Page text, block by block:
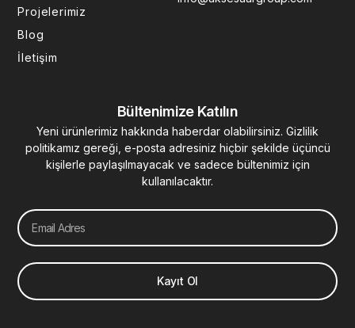
n
Projelerimiz
Blog
İletişim
Bültenimize Katılın
Yeni ürünlerimiz hakkında haberdar olabilirsiniz. Gizlilik
politikamız gereği, e-posta adresiniz hiçbir şekilde üçüncü
kişilerle paylaşılmayacak ve sadece bültenimiz için
kullanılacaktır.
Email
Kayıt Ol